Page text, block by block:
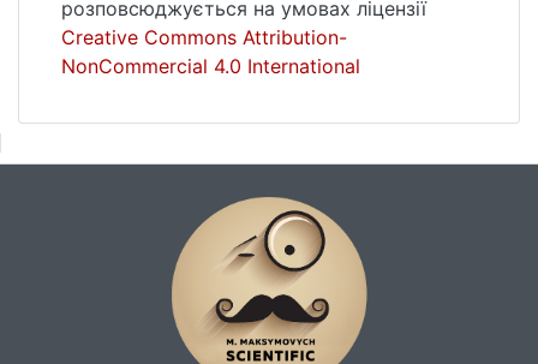
розповсюджується на умовах ліцензії
Creative Commons Attribution-
NonCommercial 4.0 International